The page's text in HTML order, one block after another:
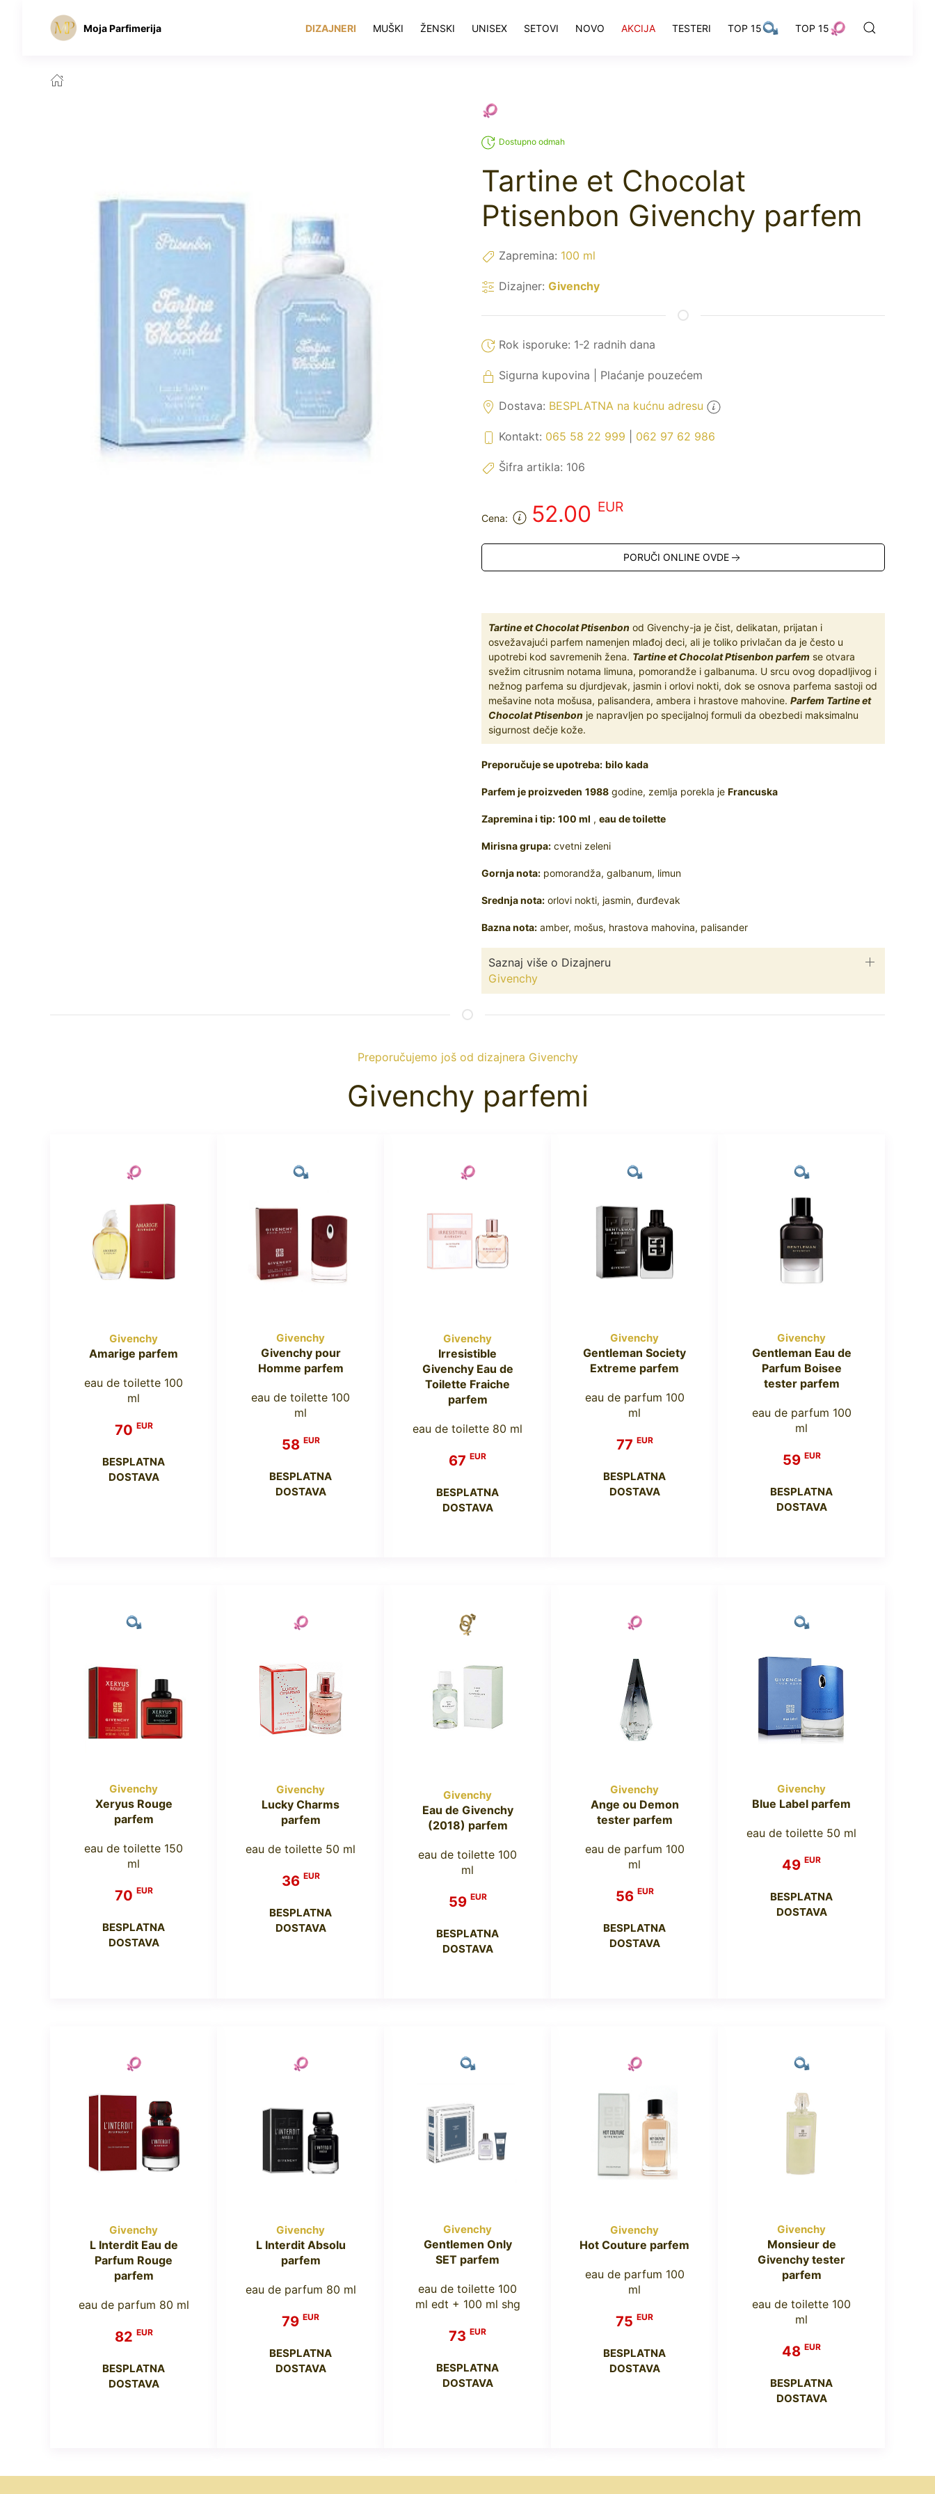
Moja Parfimerija DIZAJNERI MUŠKI ŽENSKI UNISEX SETOVI NOVO AKCIJA TESTERI TOP 15 TOP 15
Dostupno odmah
Tartine et Chocolat
Ptisenbon Givenchy parfem
Zapremina: 100 ml
Dizajner: Givenchy
Rok isporuke: 1-2 radnih dana
Sigurna kupovina | Plaćanje pouzećem
Dostava: BESPLATNA na kućnu adresu
Kontakt: 065 58 22 999 062 97 62 986
Šifra artikla: 106
Cena: 52.00 EUR
PORUČI ONLINE OVDE
Tartine et Chocolat Ptisenbon od Givenchy-ja je čist, delikatan, prijatan i
osvežavajući parfem namenjen mlađoj deci, ali je toliko privlačan da je često u
upotrebi kod savremenih žena. Tartine et Chocolat Ptisenbon parfem se otvara
svežim citrusnim notama limuna, pomorandže i galbanuma. U srcu ovog dopadljivog i
nežnog parfema su djurdjevak, jasmin i orlovi nokti, dok se osnova parfema sastoji od
mešavine nota mošusa, palisandera, ambera i hrastove mahovine. Parfem Tartine et
Chocolat Ptisenbon je napravljen po specijalnoj formuli da obezbedi maksimalnu
sigurnost dečje kože.
Preporučuje se upotreba: bilo kada
Parfem je proizveden 1988 godine, zemlja porekla je Francuska
Zapremina i tip: 100 ml , eau de toilette
Mirisna grupa: cvetni zeleni
Gornja nota: pomorandža, galbanum, limun
Srednja nota: orlovi nokti, jasmin, đurđevak
Bazna nota: amber, mošus, hrastova mahovina, palisander
Saznaj više o Dizajneru
Givenchy
Preporučujemo još od dizajnera Givenchy
Givenchy parfemi
Givenchy
Amarige parfem
eau de toilette 100
ml
70 EUR
BESPLATNA
DOSTAVA
Givenchy
Givenchy pour
Homme parfem
eau de toilette 100
ml
58 EUR
BESPLATNA
DOSTAVA
Givenchy
Irresistible
Givenchy Eau de
Toilette Fraiche
parfem
eau de toilette 80 ml
67 EUR
BESPLATNA
DOSTAVA
Givenchy
Gentleman Society
Extreme parfem
eau de parfum 100
ml
77 EUR
BESPLATNA
DOSTAVA
Givenchy
Gentleman Eau de
Parfum Boisee
tester parfem
eau de parfum 100
ml
59 EUR
BESPLATNA
DOSTAVA
Givenchy
Xeryus Rouge
parfem
eau de toilette 150
ml
70 EUR
BESPLATNA
DOSTAVA
Givenchy
Lucky Charms
parfem
eau de toilette 50 ml
36 EUR
BESPLATNA
DOSTAVA
Givenchy
Eau de Givenchy
(2018) parfem
eau de toilette 100
ml
59 EUR
BESPLATNA
DOSTAVA
Givenchy
Ange ou Demon
tester parfem
eau de parfum 100
ml
56 EUR
BESPLATNA
DOSTAVA
Givenchy
Blue Label parfem
eau de toilette 50 ml
49 EUR
BESPLATNA
DOSTAVA
Givenchy
L Interdit Eau de
Parfum Rouge
parfem
eau de parfum 80 ml
82 EUR
BESPLATNA
DOSTAVA
Givenchy
L Interdit Absolu
parfem
eau de parfum 80 ml
79 EUR
BESPLATNA
DOSTAVA
Givenchy
Gentlemen Only
SET parfem
eau de toilette 100
ml edt + 100 ml shg
73 EUR
BESPLATNA
DOSTAVA
Givenchy
Hot Couture parfem
eau de parfum 100
ml
75 EUR
BESPLATNA
DOSTAVA
Givenchy
Monsieur de
Givenchy tester
parfem
eau de toilette 100
ml
48 EUR
BESPLATNA
DOSTAVA